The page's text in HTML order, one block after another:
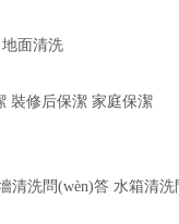
地面清洗
裝修后保潔 家庭保潔
清洗問(wèn)答 水箱清洗